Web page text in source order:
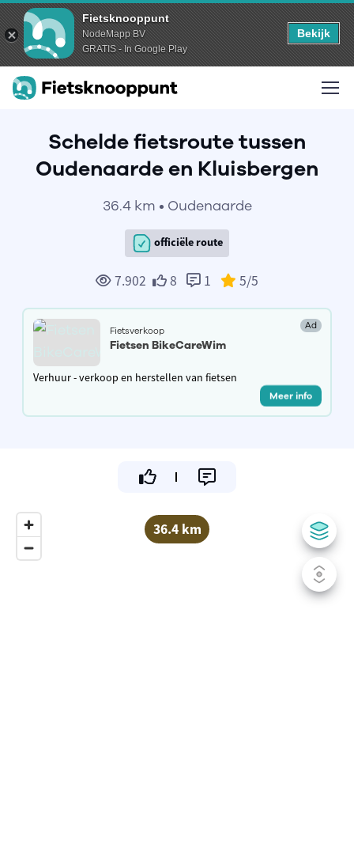
Fietsknooppunt
NodeMapp BV
GRATIS - In Google Play
Bekijk
Schelde fietsroute tussen
Oudenaarde en Kluisbergen
36.4 km • Oudenaarde
officiële route
7.902 8 1 5/5
Fietsverkoop Ad
Fietsen BikeCareWim
Verhuur - verkoop en herstellen van fietsen
Meer info
36.4 km